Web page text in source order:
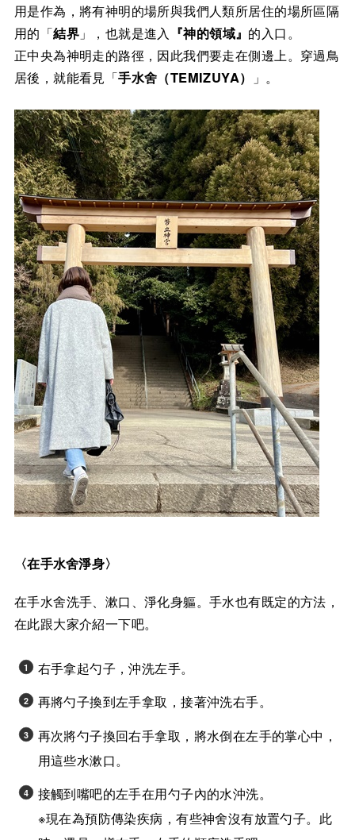
用是作為，將有神明的場所與我們人類所居住的場所區隔
用的「結界」，也就是進入 『神的領域』 的入口。
正中央為神明走的路徑，因此我們要走在側邊上。穿過鳥
居後，就能看見「手水舍（TEMIZUYA） 」。
〈在手水舍淨身〉
在手水舍洗手、漱口、淨化身軀。手水也有既定的方法，
在此跟大家介紹一下吧。
右手拿起勺子，沖洗左手。
再將勺子換到左手拿取，接著沖洗右手。
再次將勺子換回右手拿取，將水倒在左手的掌心中，
用這些水漱口。
接觸到嘴吧的左手在用勺子內的水沖洗。
※現在為預防傳染疾病，有些神舍沒有放置勺子。此